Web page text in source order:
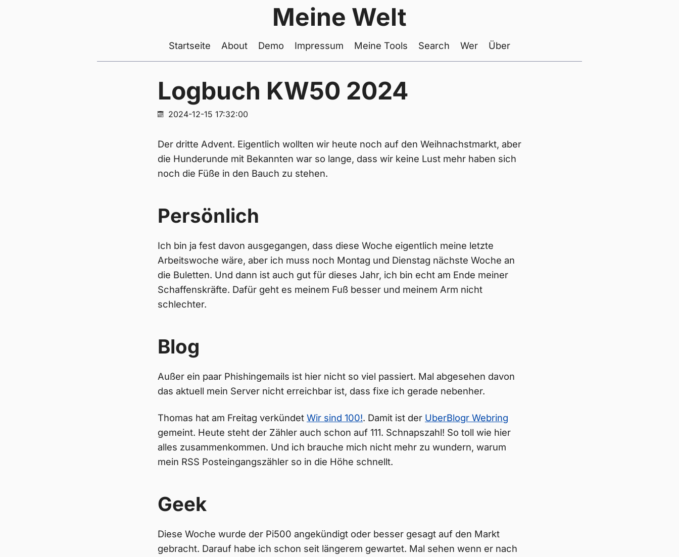
Meine Welt
Startseite About Demo Impressum Meine Tools Search Wer Über
Logbuch KW50 2024
2024-12-15 17:32:00
Der dritte Advent. Eigentlich wollten wir heute noch auf den Weihnachstmarkt, aber
die Hunderunde mit Bekannten war so lange, dass wir keine Lust mehr haben sich
noch die Füße in den Bauch zu stehen.
Persönlich
Ich bin ja fest davon ausgegangen, dass diese Woche eigentlich meine letzte
Arbeitswoche wäre, aber ich muss noch Montag und Dienstag nächste Woche an
die Buletten. Und dann ist auch gut für dieses Jahr, ich bin echt am Ende meiner
Schaffenskräfte. Dafür geht es meinem Fuß besser und meinem Arm nicht
schlechter.
Blog
Außer ein paar Phishingemails ist hier nicht so viel passiert. Mal abgesehen davon
das aktuell mein Server nicht erreichbar ist, dass fixe ich gerade nebenher.
Thomas hat am Freitag verkündet Wir sind 100!. Damit ist der UberBlogr Webring
gemeint. Heute steht der Zähler auch schon auf 111. Schnapszahl! So toll wie hier
alles zusammenkommen. Und ich brauche mich nicht mehr zu wundern, warum
mein RSS Posteingangszähler so in die Höhe schnellt.
Geek
Diese Woche wurde der Pi500 angekündigt oder besser gesagt auf den Markt
gebracht. Darauf habe ich schon seit längerem gewartet. Mal sehen wenn er nach